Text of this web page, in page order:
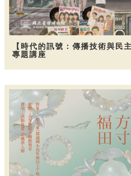
【時代的訊號：傳播技術與民
專題講座